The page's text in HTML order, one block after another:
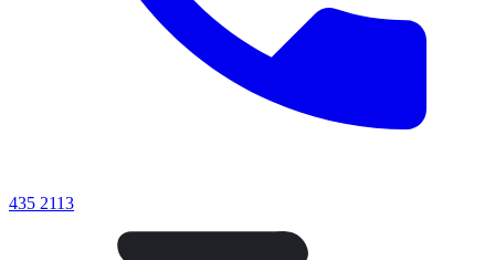
435 2113